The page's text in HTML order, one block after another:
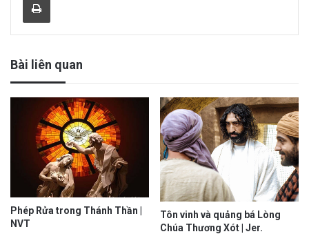
Bài liên quan
Phép Rửa trong Thánh Thần |
NVT
Tôn vinh và quảng bá Lòng
Chúa Thương Xót | Jer.